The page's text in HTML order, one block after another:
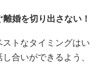
婚を切り出さない！
ストなタイミングはい
合いができるよう、